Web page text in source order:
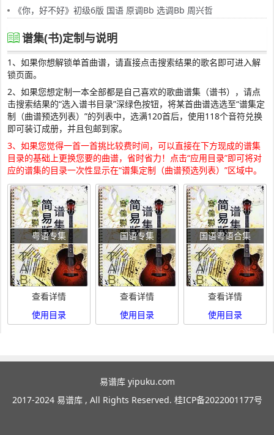
《你，好不好》初级6版 国语 原调Bb 选调Bb 周兴哲
谱集(书)定制与说明
1、如果你想解锁单首曲谱，请直接点击搜索结果的歌名即可进入解
锁页面。
2、如果您想定制一本全部都是自己喜欢的歌曲谱集（谱书），请点
击搜索结果的“选入谱书目录”深绿色按钮，将某首曲谱选选至“谱集定
制（曲谱预选列表）”的列表中，选满120首后，使用118个音符兑换
即可装订成册，并且包邮到家。
3、如果您觉得一首一首挑比较费时间，可以直接在下方现成的谱集
目录的基础上更换您要的曲谱，省时省力！点击“应用目录”即可将对
应的谱集的目录一次性显示在“谱集定制（曲谱预选列表）”区域中。
粤语专集
查看详情
使用目录
国语专集
查看详情
使用目录
国语粤语合集
查看详情
使用目录
易谱库 yipuku.com
2017-2024 易谱库 , All Rights Reserved. 桂ICP备2022001177号